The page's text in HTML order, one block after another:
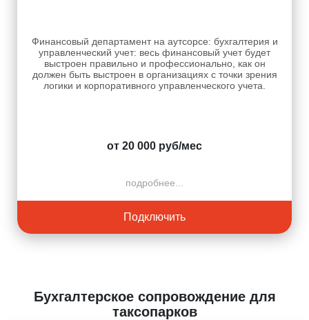
Финансовый департамент на аутсорсе: бухгалтерия и
управленческий учет: весь финансовый учет будет
выстроен правильно и профессионально, как он
должен быть выстроен в организациях с точки зрения
логики и корпоративного управленческого учета.
от 20 000 руб/мес
подробнее...
Подключить
Бухгалтерское сопровождение для
таксопарков